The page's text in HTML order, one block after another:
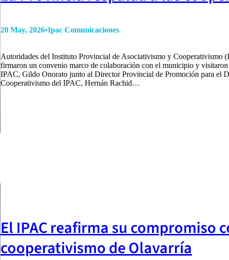
20 May, 2026•Ipac Comunicaciones
Autoridades del Instituto Provincial de Asociativismo y Cooperativismo
firmaron un convenio marco de colaboración con el municipio y
IPAC, Gildo Onorato junto al Director Provincial de Promoción para el
Cooperativismo del IPAC, Hernán Rachid…
El IPAC reafirma su compromiso
cooperativismo de Olavarría